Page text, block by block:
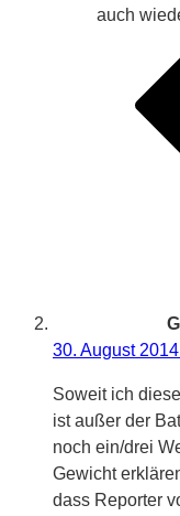
auch
30. August
Soweit ich
ist außer der
noch ein/drei
Gewicht
dass Reporter